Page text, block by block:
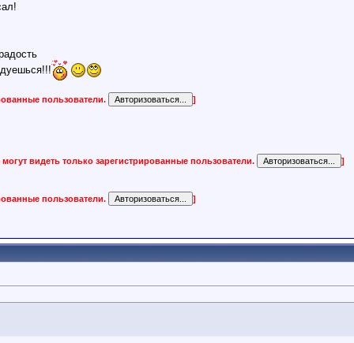
пользователи. ]
видеть только зарегистрированные пользователи. ]
пользователи. ]